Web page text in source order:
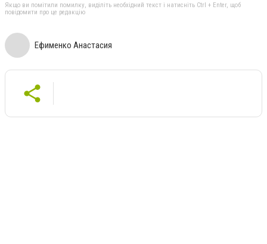
Якщо ви помітили помилку, виділіть необхідний текст і натисніть Ctrl + Enter, щоб
повідомити про це редакцію
Ефименко Анастасия